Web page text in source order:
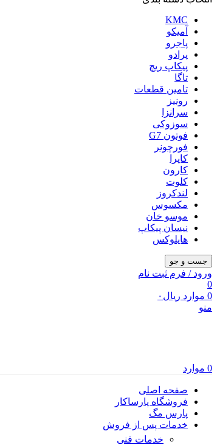
KMC
آمیکو
پاجرو
پرادو
پیکاپ ریچ
تاگا
تامین قطعات
رونیز
سرانزا
سوزوکی
فوتون G7
فورچونر
کاپرا
کارون
کلوت
لندکروز
مکسوس
موسو خان
نیسان پیکاپ
هایلوکس
جست و جو
ورود / فرم ثبت نام
0
0 موارد ریال ۰
منو
0 موارد
صفحه اصلی
فروشگاه پارساکار
پارس مگ
خدمات پس از فروش
خدمات فنی